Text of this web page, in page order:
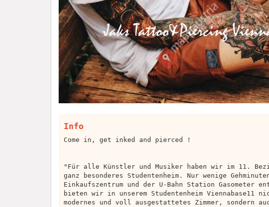
Info
Come in, get inked and pierced !
"Für alle Künstler und Musiker haben wir im 11.
ganz besonderes Studentenheim. Nur wenige
Einkaufszentrum und der U-Bahn Station Gasometer
bieten wir in unserem Studentenheim Viennabase11
modernes und voll ausgestattetes Zimmer, sondern